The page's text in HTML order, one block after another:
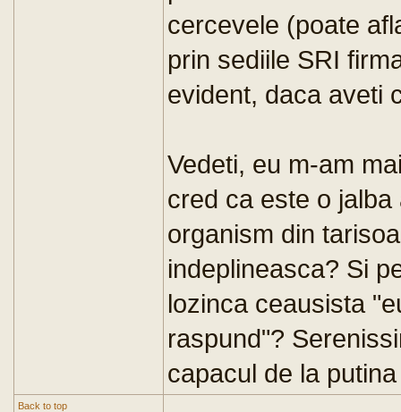
cercevele (poate
prin sediile SRI
evident, daca aveti
Vedeti, eu m-am
cred ca este o
organism din
indeplineasca? Si
lozinca ceausista
raspund"?
capacul de la
Back to top